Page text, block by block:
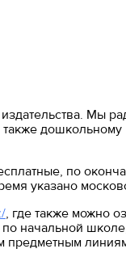
Мы
дошкольному
по
указано
, где также можно
начальной
предметным